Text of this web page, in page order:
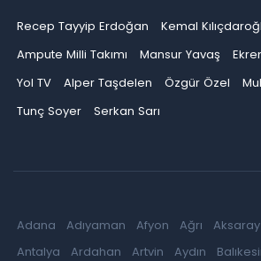
Recep Tayyip Erdoğan Kemal
Ampute Milli Takımı
Mansur Yavaş
Yol TV
Alper Taşdelen Özgür Özel
Tunç Soyer
Serkan Sarı
Adana Adıyaman Afyon Ağrı Aksaray
Antalya
Ardahan Artvin Aydın